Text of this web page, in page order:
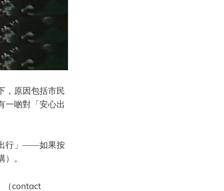
，原因包括市民
一啲對「安心出
出行」——如果按
。
（contact